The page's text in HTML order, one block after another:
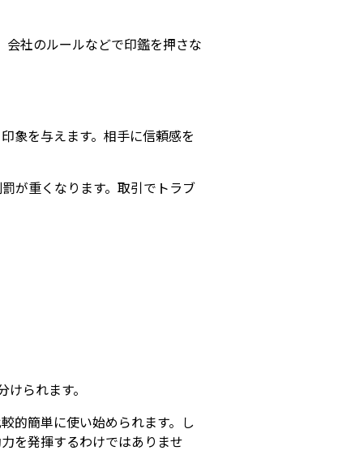
社のルールなどで印鑑を押さな
象を与えます。相手に信頼感を
が重くなります。取引でトラブ
られます。
的簡単に使い始められます。し
を発揮するわけではありませ